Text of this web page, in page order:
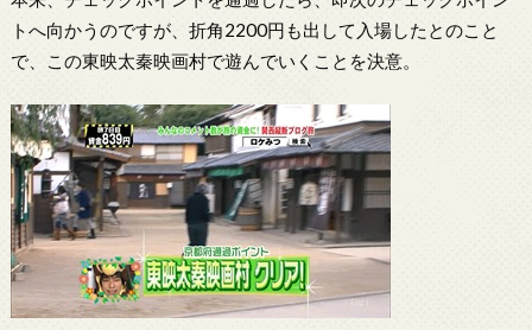
トへ向かうのですが、折角2200円も出して入場したとのこと
で、この東映太秦映画村で遊んでいくことを決意。